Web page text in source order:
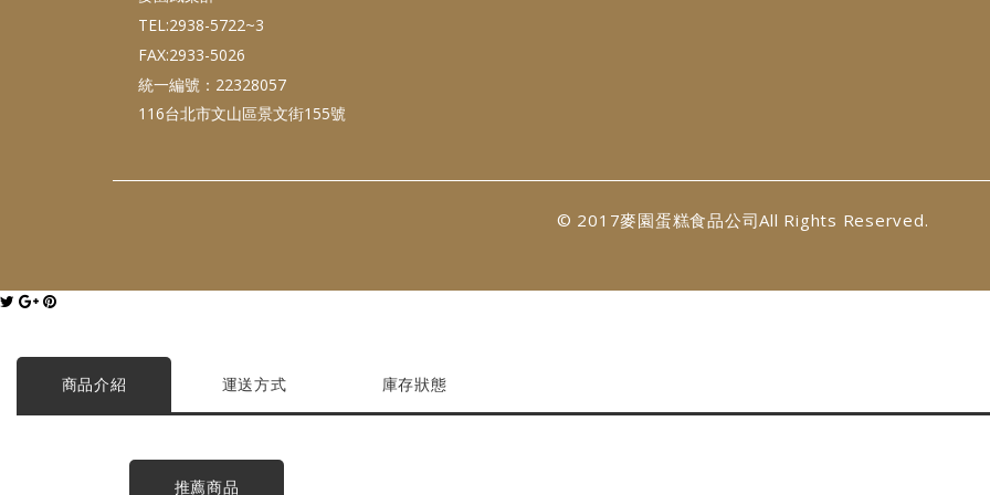
TEL:2938-5722~3
FAX:2933-5026
統一編號：22328057
116台北市文山區景文街155號
© 2017麥園蛋糕食品公司All Rights Reserved.
商品介紹 運送方式 庫存狀態
推薦商品